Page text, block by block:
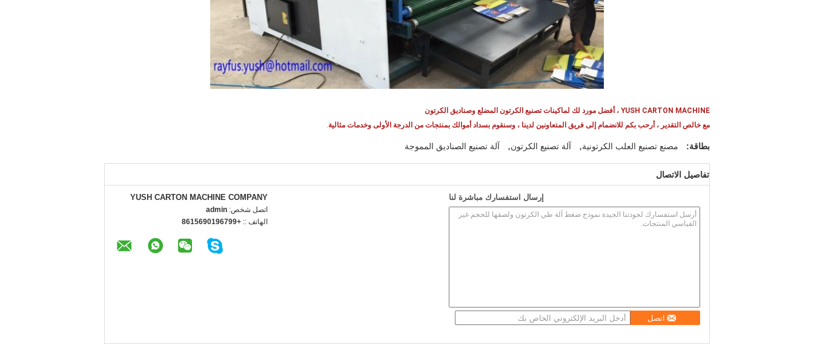
YUSH CARTON MACHINE ، أفضل مورد لك لماكينات تصنيع الكرتون المضلع وصناديق الكرتون
مع خالص التقدير ، أرحب بكم للانضمام إلى فريق المتعاونين لدينا ، وسنقوم بسداد أموالك بمنتجات من الدرجة الأولى وخدمات مثالية.
بطاقة: مصنع تصنيع العلب الكرتونية, آلة تصنيع الكرتون, آلة تصنيع الصناديق المموجة
تفاصيل الاتصال
YUSH CARTON MACHINE COMPANY
اتصل شخص: admin
الهاتف :: +8615690196799
إرسال استفسارك مباشرة لنا
اتصل